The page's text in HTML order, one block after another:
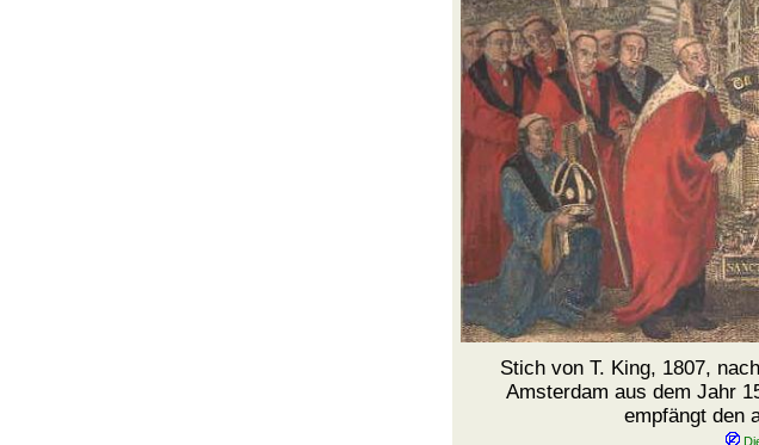
Stich von T. King, 1807,
Amsterdam aus dem Jahr
empfängt den